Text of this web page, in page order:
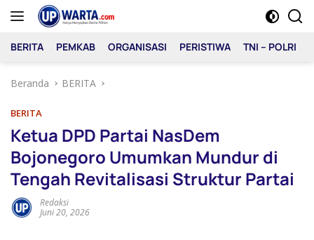
Langsung
BERITA PEMKAB ORGANISASI PERISTIWA TNI – POLRI
Beranda BERITA
BERITA
Ketua DPD Partai NasDem
Bojonegoro Umumkan Mundur di
Tengah Revitalisasi Struktur Partai
Redaksi
Juni 20, 2026